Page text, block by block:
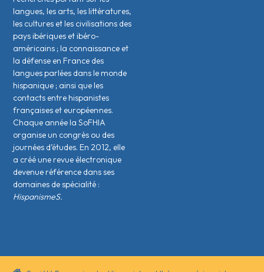
langues, les arts, les littératures,
les cultures et les civilisations des
pays ibériques et ibéro-
américains ; la connaissance et
la défense en France des
langues parlées dans le monde
hispanique ; ainsi que les
contacts entre hispanistes
français·es et européen·nes.
Chaque année la SoFHIA
organise un congrès ou des
journées d’études. En 2012, elle
a créé une revue électronique
devenue référence dans ses
domaines de spécialité :
HispanismeS.